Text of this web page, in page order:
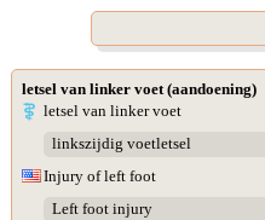
letsel van linker voet (aandoening)
letsel van linker voet
linkszijdig voetletsel
Injury of left foot
Left foot injury